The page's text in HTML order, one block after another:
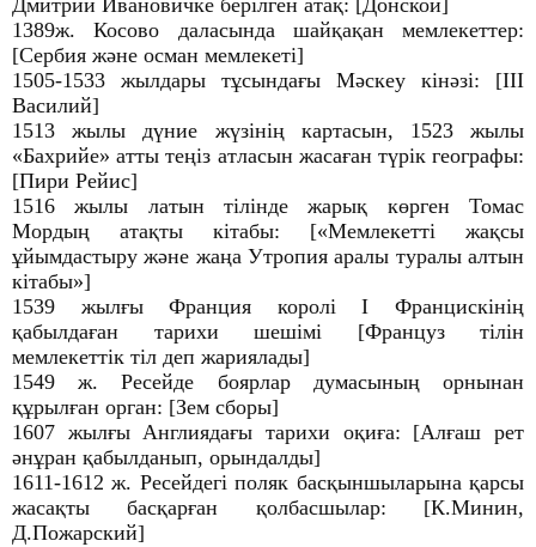
Дмитрий Ивановичке берілген атақ: [Донской]
1389ж. Косово даласында шайқақан мемлекеттер:
[Сербия және осман мемлекеті]
1505-1533 жылдары тұсындағы Мәскеу кінәзі: [ІІІ
Василий]
1513 жылы дүние жүзінің картасын, 1523 жылы
«Бахрийе» атты теңіз атласын жасаған түрік географы:
[Пири Рейис]
1516 жылы латын тілінде жарық көрген Томас
Мордың атақты кітабы: [«Мемлекетті жақсы
ұйымдастыру және жаңа Утропия аралы туралы алтын
кітабы»]
1539 жылғы Франция королі І Францискінің
қабылдаған тарихи шешімі [Француз тілін
мемлекеттік тіл деп жариялады]
1549 ж. Ресейде боярлар думасының орнынан
құрылған орган: [Зем сборы]
1607 жылғы Англиядағы тарихи оқиға: [Алғаш рет
әнұран қабылданып, орындалды]
1611-1612 ж. Ресейдегі поляк басқыншыларына қарсы
жасақты басқарған қолбасшылар: [К.Минин,
Д.Пожарский]